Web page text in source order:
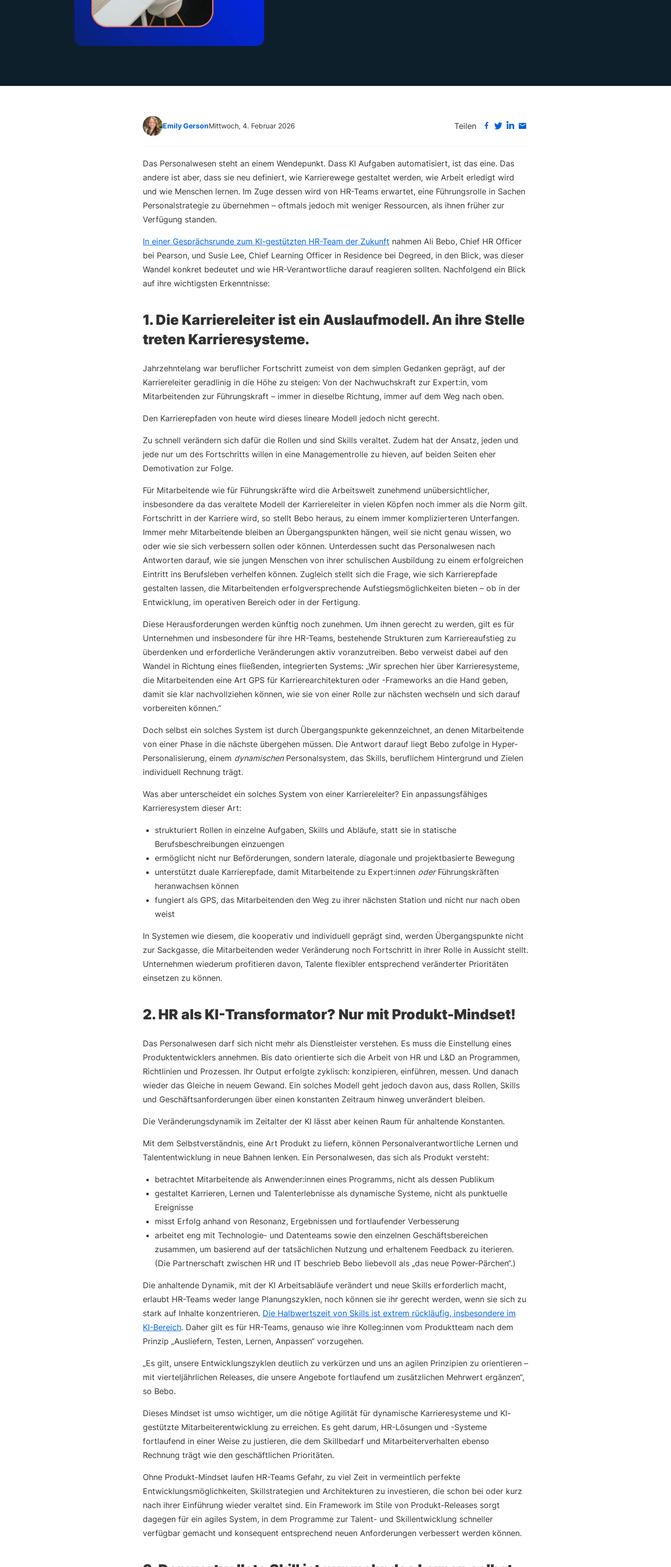
Emily GersonMittwoch, 4. Februar 2026 Teilen
Das Personalwesen steht an einem Wendepunkt. Dass KI Aufgaben automatisiert, ist das eine. Das
andere ist aber, dass sie neu definiert, wie Karrierewege gestaltet werden, wie Arbeit erledigt wird
und wie Menschen lernen. Im Zuge dessen wird von HR-Teams erwartet, eine Führungsrolle in Sachen
Personalstrategie zu übernehmen – oftmals jedoch mit weniger Ressourcen, als ihnen früher zur
Verfügung standen.
In einer Gesprächsrunde zum KI-gestützten HR-Team der Zukunft nahmen Ali Bebo, Chief HR Officer
bei Pearson, und Susie Lee, Chief Learning Officer in Residence bei Degreed, in den Blick, was dieser
Wandel konkret bedeutet und wie HR-Verantwortliche darauf reagieren sollten. Nachfolgend ein Blick
auf ihre wichtigsten Erkenntnisse:
1. Die Karriereleiter ist ein Auslaufmodell. An ihre Stelle
treten Karrieresysteme.
Jahrzehntelang war beruflicher Fortschritt zumeist von dem simplen Gedanken geprägt, auf der
Karriereleiter geradlinig in die Höhe zu steigen: Von der Nachwuchskraft zur Expert:in, vom
Mitarbeitenden zur Führungskraft – immer in dieselbe Richtung, immer auf dem Weg nach oben.
Den Karrierepfaden von heute wird dieses lineare Modell jedoch nicht gerecht.
Zu schnell verändern sich dafür die Rollen und sind Skills veraltet. Zudem hat der Ansatz, jeden und
jede nur um des Fortschritts willen in eine Managementrolle zu hieven, auf beiden Seiten eher
Demotivation zur Folge.
Für Mitarbeitende wie für Führungskräfte wird die Arbeitswelt zunehmend unübersichtlicher,
insbesondere da das veraltete Modell der Karriereleiter in vielen Köpfen noch immer als die Norm gilt.
Fortschritt in der Karriere wird, so stellt Bebo heraus, zu einem immer komplizierteren Unterfangen.
Immer mehr Mitarbeitende bleiben an Übergangspunkten hängen, weil sie nicht genau wissen, wo
oder wie sie sich verbessern sollen oder können. Unterdessen sucht das Personalwesen nach
Antworten darauf, wie sie jungen Menschen von ihrer schulischen Ausbildung zu einem erfolgreichen
Eintritt ins Berufsleben verhelfen können. Zugleich stellt sich die Frage, wie sich Karrierepfade
gestalten lassen, die Mitarbeitenden erfolgversprechende Aufstiegsmöglichkeiten bieten – ob in der
Entwicklung, im operativen Bereich oder in der Fertigung.
Diese Herausforderungen werden künftig noch zunehmen. Um ihnen gerecht zu werden, gilt es für
Unternehmen und insbesondere für ihre HR-Teams, bestehende Strukturen zum Karriereaufstieg zu
überdenken und erforderliche Veränderungen aktiv voranzutreiben. Bebo verweist dabei auf den
Wandel in Richtung eines fließenden, integrierten Systems: „Wir sprechen hier über Karrieresysteme,
die Mitarbeitenden eine Art GPS für Karrierearchitekturen oder -Frameworks an die Hand geben,
damit sie klar nachvollziehen können, wie sie von einer Rolle zur nächsten wechseln und sich darauf
vorbereiten können.“
Doch selbst ein solches System ist durch Übergangspunkte gekennzeichnet, an denen Mitarbeitende
von einer Phase in die nächste übergehen müssen. Die Antwort darauf liegt Bebo zufolge in Hyper-
Personalisierung, einem dynamischenPersonalsystem, das Skills, beruflichem Hintergrund und Zielen
individuell Rechnung trägt.
Was aber unterscheidet ein solches System von einer Karriereleiter? Ein anpassungsfähiges
Karrieresystem dieser Art:
strukturiert Rollen in einzelne Aufgaben, Skills und Abläufe, statt sie in statische
Berufsbeschreibungen einzuengen
ermöglicht nicht nur Beförderungen, sondern laterale, diagonale und projektbasierte Bewegung
unterstützt duale Karrierepfade, damit Mitarbeitende zu Expert:innen oderFührungskräften
heranwachsen können
fungiert als GPS, das Mitarbeitenden den Weg zu ihrer nächsten Station und nicht nur nach oben
weist
In Systemen wie diesem, die kooperativ und individuell geprägt sind, werden Übergangspunkte nicht
zur Sackgasse, die Mitarbeitenden weder Veränderung noch Fortschritt in ihrer Rolle in Aussicht stellt.
Unternehmen wiederum profitieren davon, Talente flexibler entsprechend veränderter Prioritäten
einsetzen zu können.
2. HR als KI-Transformator? Nur mit Produkt-Mindset!
Das Personalwesen darf sich nicht mehr als Dienstleister verstehen. Es muss die Einstellung eines
Produktentwicklers annehmen. Bis dato orientierte sich die Arbeit von HR und L&D an Programmen,
Richtlinien und Prozessen. Ihr Output erfolgte zyklisch: konzipieren, einführen, messen. Und danach
wieder das Gleiche in neuem Gewand. Ein solches Modell geht jedoch davon aus, dass Rollen, Skills
und Geschäftsanforderungen über einen konstanten Zeitraum hinweg unverändert bleiben.
Die Veränderungsdynamik im Zeitalter der KI lässt aber keinen Raum für anhaltende Konstanten.
Mit dem Selbstverständnis, eine Art Produkt zu liefern, können Personalverantwortliche Lernen und
Talententwicklung in neue Bahnen lenken. Ein Personalwesen, das sich als Produkt versteht:
betrachtet Mitarbeitende als Anwender:innen eines Programms, nicht als dessen Publikum
gestaltet Karrieren, Lernen und Talenterlebnisse als dynamische Systeme, nicht als punktuelle
Ereignisse
misst Erfolg anhand von Resonanz, Ergebnissen und fortlaufender Verbesserung
arbeitet eng mit Technologie- und Datenteams sowie den einzelnen Geschäftsbereichen
zusammen, um basierend auf der tatsächlichen Nutzung und erhaltenem Feedback zu iterieren.
(Die Partnerschaft zwischen HR und IT beschrieb Bebo liebevoll als „das neue Power-Pärchen“.)
Die anhaltende Dynamik, mit der KI Arbeitsabläufe verändert und neue Skills erforderlich macht,
erlaubt HR-Teams weder lange Planungszyklen, noch können sie ihr gerecht werden, wenn sie sich zu
stark auf Inhalte konzentrieren. Die Halbwertszeit von Skills ist extrem rückläufig, insbesondere im
KI-Bereich. Daher gilt es für HR-Teams, genauso wie ihre Kolleg:innen vom Produktteam nach dem
Prinzip „Ausliefern, Testen, Lernen, Anpassen“ vorzugehen.
„Es gilt, unsere Entwicklungszyklen deutlich zu verkürzen und uns an agilen Prinzipien zu orientieren –
mit vierteljährlichen Releases, die unsere Angebote fortlaufend um zusätzlichen Mehrwert ergänzen“,
so Bebo.
Dieses Mindset ist umso wichtiger, um die nötige Agilität für dynamische Karrieresysteme und KI-
gestützte Mitarbeiterentwicklung zu erreichen. Es geht darum, HR-Lösungen und -Systeme
fortlaufend in einer Weise zu justieren, die dem Skillbedarf und Mitarbeiterverhalten ebenso
Rechnung trägt wie den geschäftlichen Prioritäten.
Ohne Produkt-Mindset laufen HR-Teams Gefahr, zu viel Zeit in vermeintlich perfekte
Entwicklungsmöglichkeiten, Skillstrategien und Architekturen zu investieren, die schon bei oder kurz
nach ihrer Einführung wieder veraltet sind. Ein Framework im Stile von Produkt-Releases sorgt
dagegen für ein agiles System, in dem Programme zur Talent- und Skillentwicklung schneller
verfügbar gemacht und konsequent entsprechend neuen Anforderungen verbessert werden können.